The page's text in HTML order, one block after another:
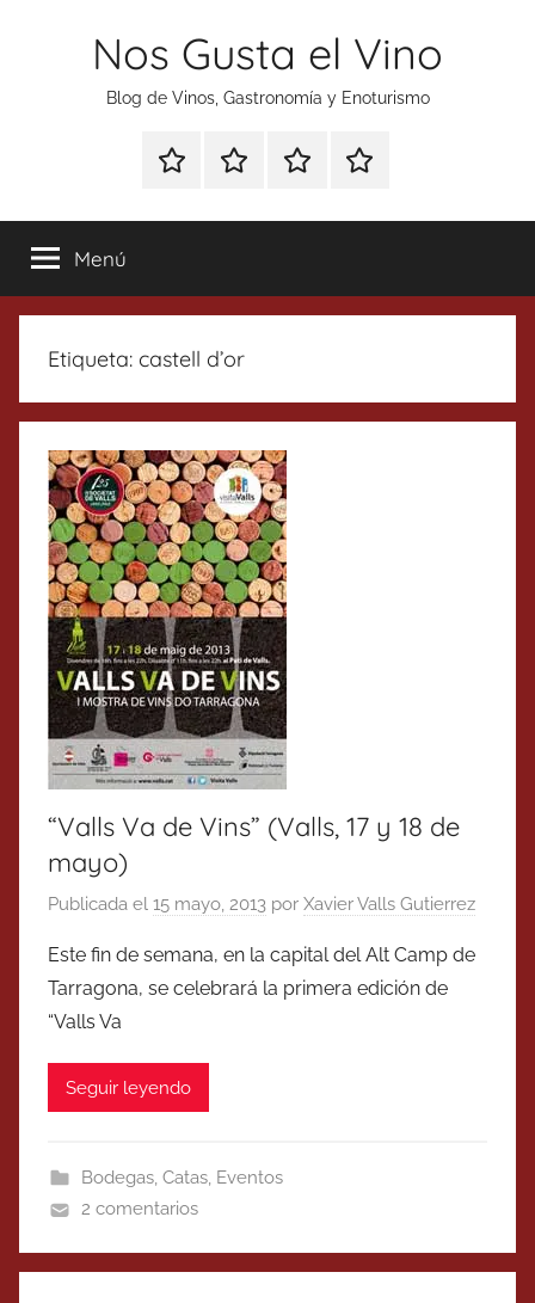
Nos Gusta el Vino
Blog de Vinos, Gastronomía y Enoturismo
Especial
Tonics
Enoturismo
Gastronomía
RankingContacto
Menú
Etiqueta: castell d’or
“Valls Va de Vins” (Valls, 17 y 18 de
mayo)
Publicada el 15 mayo, 2013 por Xavier Valls Gutierrez
Este fin de semana, en la capital del Alt Camp de
Tarragona, se celebrará la primera edición de
“Valls Va
Seguir leyendo
Bodegas, Catas, Eventos
2 comentarios